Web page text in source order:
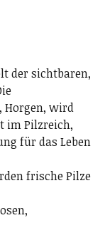
der sichtbaren,
Horgen, wird
im Pilzreich,
für das Leben
frische Pilze